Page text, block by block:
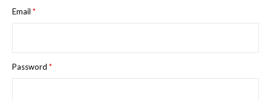
Email
Password